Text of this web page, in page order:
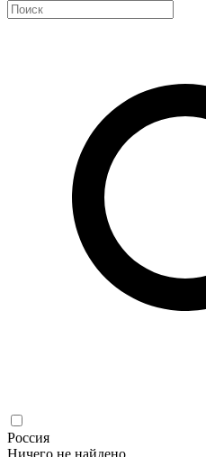
Россия
Ничего не найдено